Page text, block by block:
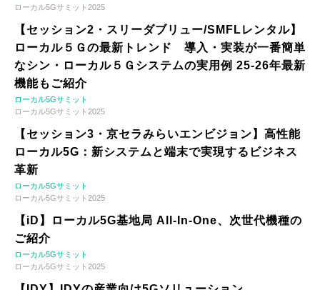
ローカル5Gサミット2025
【セッション2・スリーダブリュー/SMFLレンタル】
ローカル５Ｇの最新トレンド 導入・実装が一番簡単
なシン・ローカル５Ｇシステムの実用例 25-26年最新
機能もご紹介
ローカル5Gサミット
ローカル5Gサミット2025
【セッション3・京セラみらいエンビジョン】高性能
ローカル5G：新システムと端末で実現するビジネス
革新
ローカル5Gサミット
ローカル5Gサミット2025
【iD】ローカル5G基地局 All-In-One、次世代機種の
ご紹介
ローカル5Gサミット
ローカル5Gサミット2025